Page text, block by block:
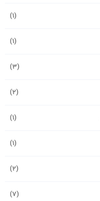
(1)
(1)
(3)
(2)
(1)
(1)
(2)
(7)